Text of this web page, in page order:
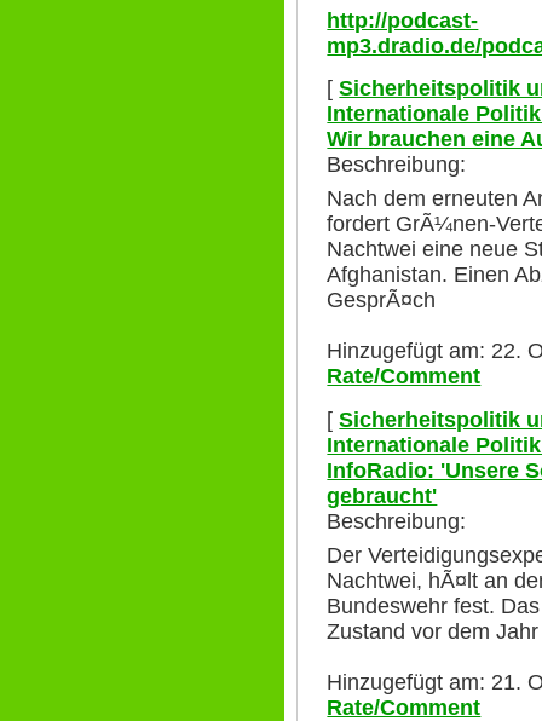
http://podcast-
mp3.dradio.de/
[Sicherheitspolitik
Internationale
Wir brauchen eine
Beschreibung:
Nach dem erneuten
fordert GrÃ¼nen-
Nachtwei eine neue
Afghanistan. Einen
GesprÃ¤ch
Hinzugefügt am: 22.
Rate/Comment
[Sicherheitspolitik
Internationale
InfoRadio: 'Unsere
gebraucht'
Beschreibung:
Der
Nachtwei, hÃ¤lt an
Bundeswehr fest.
Zustand vor dem
Hinzugefügt am: 21.
Rate/Comment